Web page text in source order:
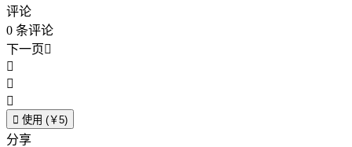
评论
0 条评论
下一页



 使用 (￥5)
分享